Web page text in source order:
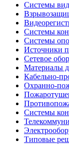
Системы
Системы
Системы
Источники
Сетевое
Материалы
Кабельно-
Охранно-
Системы
Типовые